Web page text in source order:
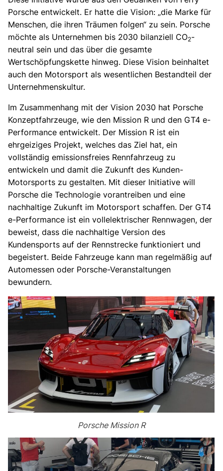
Porsche entwickelt. Er hatte die Vision: „die Marke für
Menschen, die ihren Träumen folgen“ zu sein. Porsche
möchte als Unternehmen bis 2030 bilanziell CO2-
neutral sein und das über die gesamte
Wertschöpfungskette hinweg. Diese Vision beinhaltet
auch den Motorsport als wesentlichen Bestandteil der
Unternehmenskultur.
Im Zusammenhang mit der Vision 2030 hat Porsche
Konzeptfahrzeuge, wie den Mission R und den GT4 e-
Performance entwickelt. Der Mission R ist ein
ehrgeiziges Projekt, welches das Ziel hat, ein
vollständig emissionsfreies Rennfahrzeug zu
entwickeln und damit die Zukunft des Kunden-
Motorsports zu gestalten. Mit dieser Initiative will
Porsche die Technologie vorantreiben und eine
nachhaltige Zukunft im Motorsport schaffen. Der GT4
e-Performance ist ein vollelektrischer Rennwagen, der
beweist, dass die nachhaltige Version des
Kundensports auf der Rennstrecke funktioniert und
begeistert. Beide Fahrzeuge kann man regelmäßig auf
Automessen oder Porsche-Veranstaltungen
bewundern.
Porsche Mission R